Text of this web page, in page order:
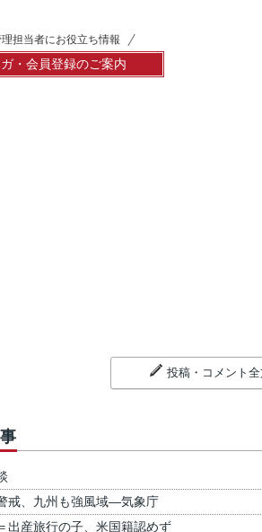
担当者にお役立ち情報
ガ・会員登録のご案内
投稿・コメント
戒、九州も強風域―気象庁
出産旅行の子、米国籍認めず